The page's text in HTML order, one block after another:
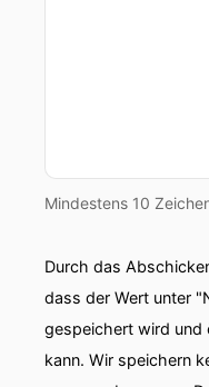
Mindestens 10
Durch das
dass der Wert unter
gespeichert wird und
kann. Wir speichern